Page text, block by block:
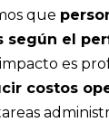
que
según el
es
costos